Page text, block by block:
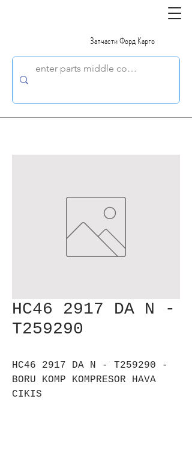
Запчасти Форд Карго
HC46 2917 DA N -
T259290
HC46 2917 DA N - T259290 -
BORU KOMP KOMPRESOR HAVA
CIKIS